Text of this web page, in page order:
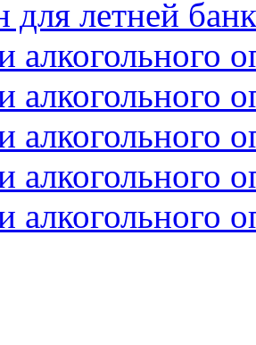
для летней
алкогольного
алкогольного
алкогольного
алкогольного
алкогольного